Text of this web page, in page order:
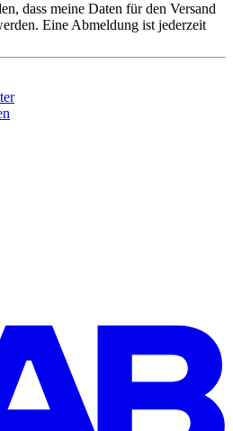
dass meine Daten für den Versand
Eine Abmeldung ist jederzeit